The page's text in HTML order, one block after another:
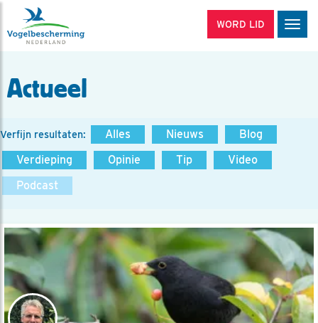
WORD LID
Actueel
Verfijn resultaten: Alles Nieuws
Blog
Verdieping
Opinie Tip
Video
Podcast